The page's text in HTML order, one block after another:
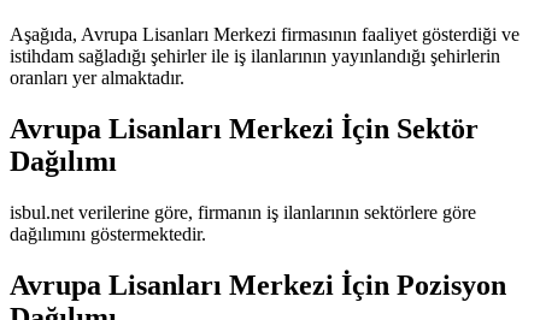
Aşağıda, Avrupa Lisanları Merkezi firmasının faaliyet gösterdiği ve
istihdam sağladığı şehirler ile iş ilanlarının yayınlandığı şehirlerin
oranları yer almaktadır.
Avrupa Lisanları Merkezi İçin Sektör
Dağılımı
isbul.net verilerine göre, firmanın iş ilanlarının sektörlere göre
dağılımını göstermektedir.
Avrupa Lisanları Merkezi İçin Pozisyon